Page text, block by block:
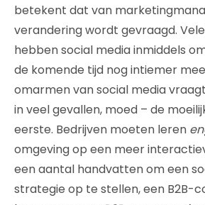
betekent dat van
verandering wordt gevraagd.
hebben social media inmiddels
de komende tijd nog intiemer
omarmen van social media
in veel gevallen, moed – de
eerste. Bedrijven moeten leren
omgeving op een meer
een aantal handvatten om een
strategie op te stellen, een B2B-